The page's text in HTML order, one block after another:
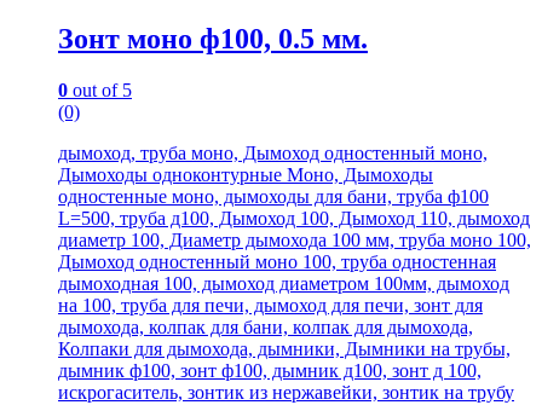
Зонт моно ф100, 0.5 мм.
0 out of 5
(0)
дымоход, труба моно, Дымоход одностенный моно,
Дымоходы одноконтурные Моно, Дымоходы
одностенные моно, дымоходы для бани, труба ф100
L=500, труба д100, Дымоход 100, Дымоход 110, дымоход
диаметр 100, Диаметр дымохода 100 мм, труба моно 100,
Дымоход одностенный моно 100, труба одностенная
дымоходная 100, дымоход диаметром 100мм, дымоход
на 100, труба для печи, дымоход для печи, зонт для
дымохода, колпак для бани, колпак для дымохода,
Колпаки для дымохода, дымники, Дымники на трубы,
дымник ф100, зонт ф100, дымник д100, зонт д 100,
искрогаситель, зонтик из нержавейки, зонтик на трубу